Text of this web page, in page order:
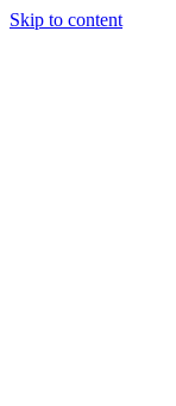
Skip to content